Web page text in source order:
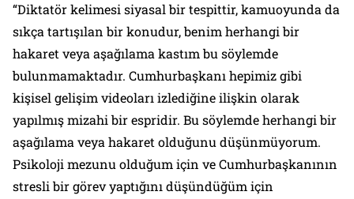
“Diktatör kelimesi siyasal bir tespittir, kamuoyunda da
sıkça tartışılan bir konudur, benim herhangi bir
hakaret veya aşağılama kastım bu söylemde
bulunmamaktadır. Cumhurbaşkanı hepimiz gibi
kişisel gelişim videoları izlediğine ilişkin olarak
yapılmış mizahi bir espridir. Bu söylemde herhangi bir
aşağılama veya hakaret olduğunu düşünmüyorum.
Psikoloji mezunu olduğum için ve Cumhurbaşkanının
stresli bir görev yaptığını düşündüğüm için